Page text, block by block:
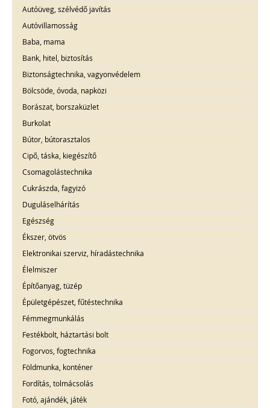
Autóüveg, szélvédő javítás
Autóvillamosság
Baba, mama
Bank, hitel, biztosítás
Biztonságtechnika, vagyonvédelem
Bölcsöde, óvoda, napközi
Borászat, borszaküzlet
Burkolat
Bútor, bútorasztalos
Cipő, táska, kiegészítő
Csomagolástechnika
Cukrászda, fagyizó
Duguláselhárítás
Egészség
Ékszer, ötvös
Elektronikai szerviz, híradástechnika
Élelmiszer
Építőanyag, tüzép
Épületgépészet, fűtéstechnika
Fémmegmunkálás
Festékbolt, háztartási bolt
Fogorvos, fogtechnika
Földmunka, konténer
Fordítás, tolmácsolás
Fotó, ajándék, játék